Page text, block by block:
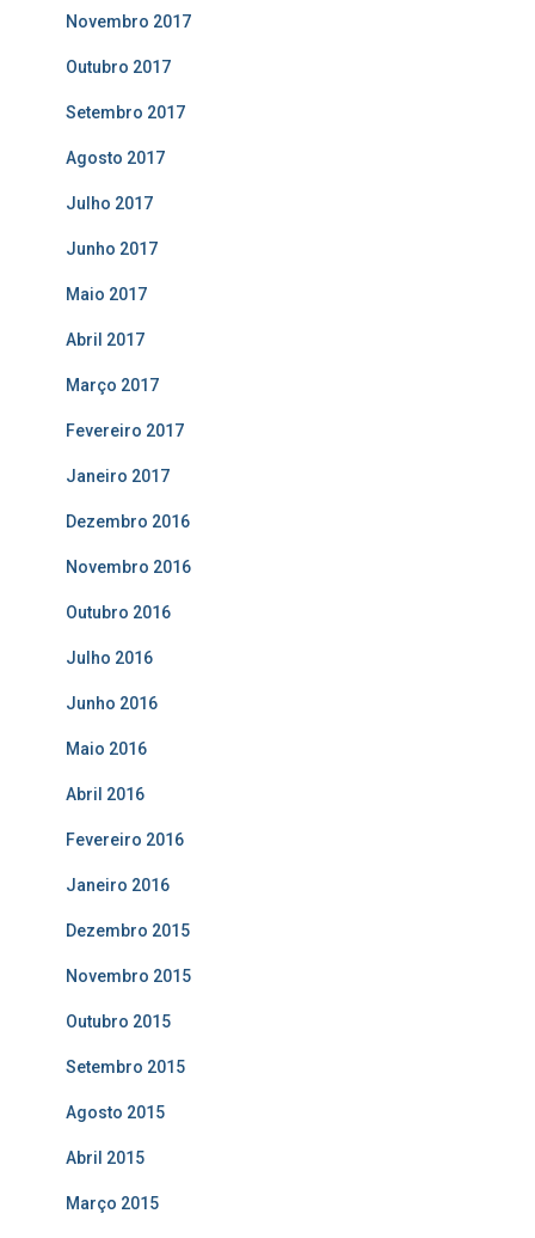
Novembro 2017
Outubro 2017
Setembro 2017
Agosto 2017
Julho 2017
Junho 2017
Maio 2017
Abril 2017
Março 2017
Fevereiro 2017
Janeiro 2017
Dezembro 2016
Novembro 2016
Outubro 2016
Julho 2016
Junho 2016
Maio 2016
Abril 2016
Fevereiro 2016
Janeiro 2016
Dezembro 2015
Novembro 2015
Outubro 2015
Setembro 2015
Agosto 2015
Abril 2015
Março 2015